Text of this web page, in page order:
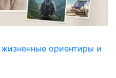
ориентиры и